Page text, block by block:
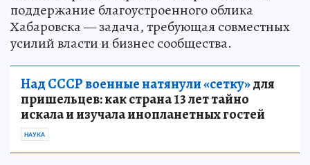
поддержание благоустроенного облика
Хабаровска — задача, требующая совместных
усилий власти и бизнес сообщества.
Над СССР военные натянули «сетку»для
пришельцев: как страна 13 лет тайно
искала и изучала инопланетных гостей
НАУКА